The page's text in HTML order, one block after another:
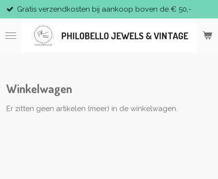
Ga
direct
naar
de
PHILOBELLO JEWELS & VINTAGE
bij aankoop boven de € 50,- Enkel
Winkelwagen
Er zitten geen artikelen (meer) in de winkelwagen.